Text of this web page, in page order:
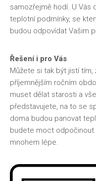
samozřejmě hodí. U Vás
teplotní podmínky, se
budou odpovídat Vašim
Řešení i pro Vás
Můžete si tak být jistí
příjemnějším ročním
muset dělat starosti a
představujete, na to se
doma budou panovat
budete moct
mnohem lépe.